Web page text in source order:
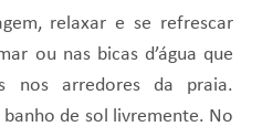
relaxar e se refrescar
ou nas bicas d’água que
nos arredores da praia.
de sol livremente. No